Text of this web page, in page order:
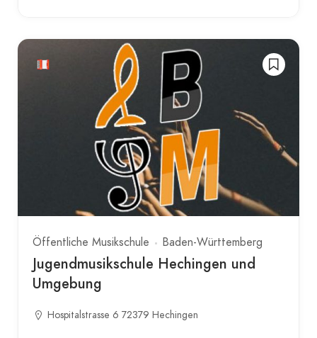
Öffentliche Musikschule Baden-Württemberg
Jugendmusikschule Hechingen und
Umgebung
Hospitalstrasse 6 72379 Hechingen